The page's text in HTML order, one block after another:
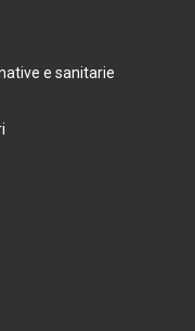
e sanitarie